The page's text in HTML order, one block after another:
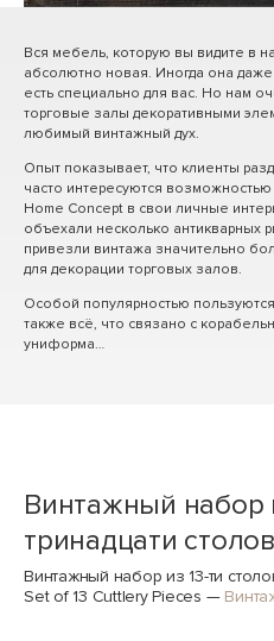
Вся мебель, которую вы видите в
абсолютно новая. Иногда она даже
есть специально для вас. Но нам
торговые залы декоративными
любимый винтажный дух.
Опыт показывает, что клиенты
часто интересуются
Home Concept в свои личные
объехали несколько антикварных
привезли винтажа значительно
для декорации торговых залов.
Особой популярностью
также всё, что связано с
униформа…
Винтажный набор
тринадцати
Винтажный набор из 13-ти
Set of 13 Cuttlery Pieces —